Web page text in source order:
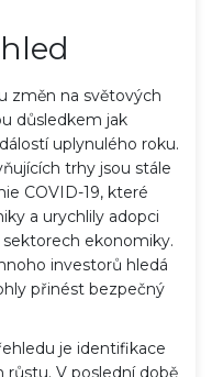
změn na světových
důsledkem jak
uplynulého roku.
trhy jsou stále
COVID-19, které
a urychlily adopci
ekonomiky.
investorů hledá
přinést bezpečný
je identifikace
V poslední době